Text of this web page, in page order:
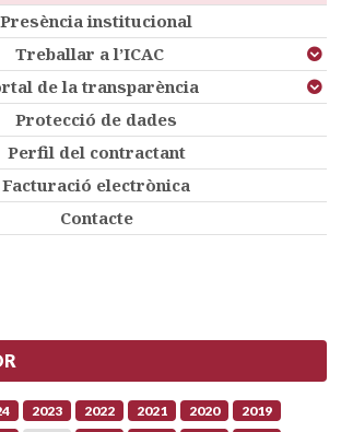
Presència institucional
Treballar a l’ICAC
de la transparència
Protecció de dades
Perfil del contractant
Facturació electrònica
Contacte
2023 2022 2021 2020
2019